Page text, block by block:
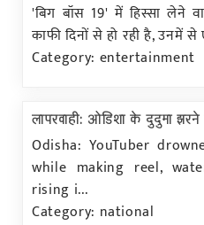
'बिग बॉस 19' में हिस्सा लेने
काफी दिनों से हो रही है, उनमें
Category: entertainment
लापरवाही: ओडिशा के दुदुमा
Odisha: YouTuber
while making reel,
rising i...
Category: national